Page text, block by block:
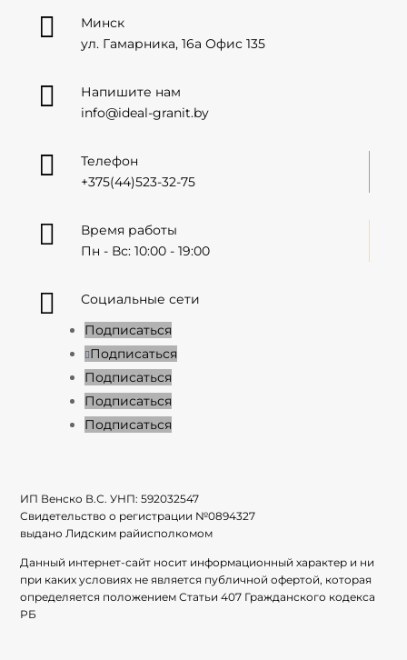

Минск
ул. Гамарника, 16а Офис 135

Напишите нам
info@ideal-granit.by

Телефон
+375(44)523-32-75

Время работы
Пн - Вс: 10:00 - 19:00

Социальные сети
Подписаться
Подписаться
Подписаться
Подписаться
Подписаться
ИП Венско В.С. УНП:592032547
Свидетельство о регистрации №0894327
выдано Лидским райисполкомом
Данный интернет-сайт носит информационный характер и ни
при каких условиях не является публичной офертой, которая
определяется положением Статьи 407 Гражданского кодекса
РБ